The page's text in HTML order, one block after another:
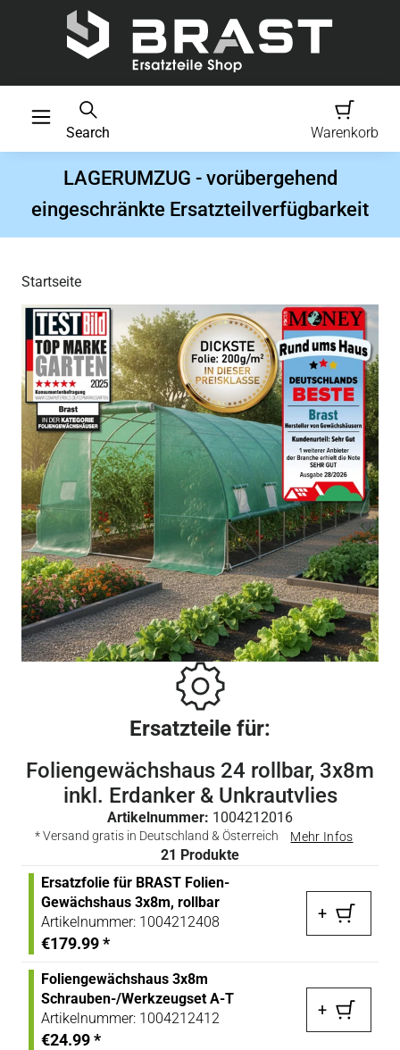
Search Warenkorb
LAGERUMZUG - vorübergehend
eingeschränkte Ersatzteilverfügbarkeit
Startseite
Ersatzteile für:
Foliengewächshaus 24 rollbar, 3x8m
inkl. Erdanker & Unkrautvlies
Artikelnummer: 1004212016
* Versand gratis in Deutschland & Österreich Mehr Infos
21 Produkte
Ersatzfolie für BRAST Folien-
Gewächshaus 3x8m, rollbar
Artikelnummer: 1004212408
€179.99*
+
Foliengewächshaus 3x8m
Schrauben-/Werkzeugset A-T
Artikelnummer: 1004212412
€24.99*
+